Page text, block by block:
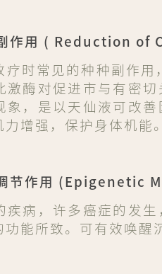
作用 ( Reduction
疗时常见的种种副作
激酶对促进市与有密
象，是以天仙液可改
增强，保护身体机能。
节作用 (Epigenetic
疾病，许多癌症的发
能所致。可有效唤醒